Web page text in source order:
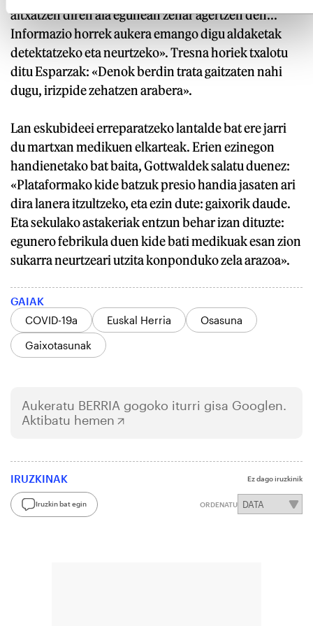
altxatzen diren ala egunean zehar agertzen den...
Informazio horrek aukera emango digu aldaketak
detektatzeko eta neurtzeko». Tresna horiek txalotu
ditu Esparzak: «Denok berdin trata gaitzaten nahi
dugu, irizpide zehatzen arabera».
Lan eskubideei erreparatzeko lantalde bat ere jarri
du martxan medikuen elkarteak. Erien ezinegon
handienetako bat baita, Gottwaldek salatu duenez:
«Plataformako kide batzuk presio handia jasaten ari
dira lanera itzultzeko, eta ezin dute: gaixorik daude.
Eta sekulako astakeriak entzun behar izan dituzte:
egunero febrikula duen kide bati medikuak esan zion
sukarra neurtzeari utzita konponduko zela arazoa».
GAIAK
COVID-19a
Euskal Herria
Osasuna
Gaixotasunak
Aukeratu BERRIA gogoko iturri gisa Googlen.
Aktibatu hemen
IRUZKINAK Ez dago iruzkinik
Iruzkin bat egin ORDENATU